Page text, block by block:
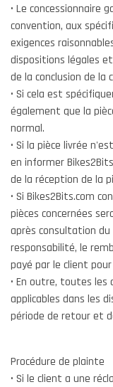
• Le concessionnaire
convention, aux
exigences
dispositions légales
de la conclusion de la
• Si cela est
également que la
normal.
• Si la pièce livrée
en informer
de la réception de la
• Si Bikes2Bits.com
pièces concernées
après consultation du
responsabilité, le
payé par le client
• En outre, toutes
applicables dans les
période de retour et
Procédure de plainte
• Si le client a une